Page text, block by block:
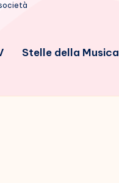
Stelle della Musica